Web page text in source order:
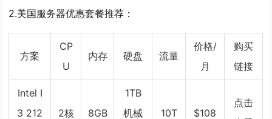
2.美国服务器优惠套餐推荐：
方案
CP
U
内存 硬盘 流量
价格/
月
购买
链接
Intel I
3 212
2核 8GB
1TB
机械
10T $108
点击